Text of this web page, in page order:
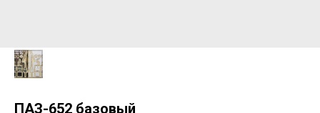
ПАЗ-652 базовый